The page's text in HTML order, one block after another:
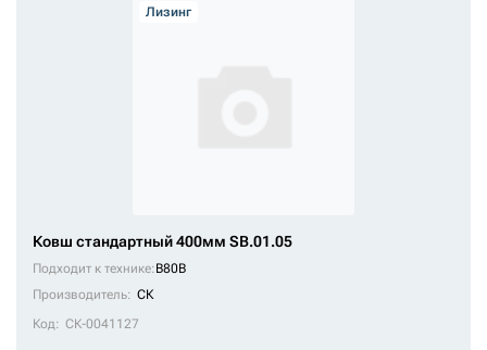
Лизинг
Ковш стандартный 400мм SB.01.05
Подходит к технике:B80B
Производитель: СК
Код: СК-0041127